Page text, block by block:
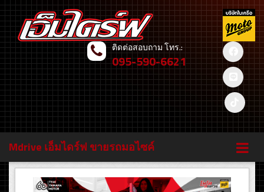
ติดต่อสอบถาม โทร.:
095-590-6621
Mdrive เอ็มไดร์ฟ ขายรถมอไซค์